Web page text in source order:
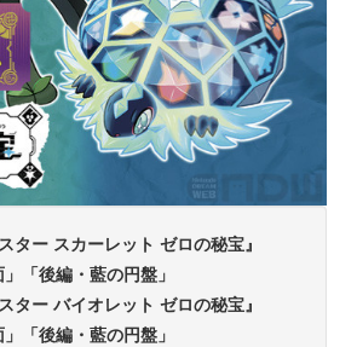
ター スカーレット ゼロの秘宝』
」「後編・藍の円盤」
ター バイオレット ゼロの秘宝』
」「後編・藍の円盤」